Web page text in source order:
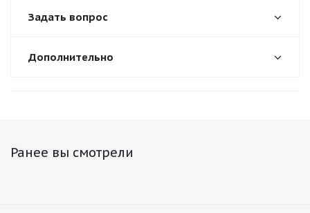
Задать вопрос
Дополнительно
Ранее вы смотрели